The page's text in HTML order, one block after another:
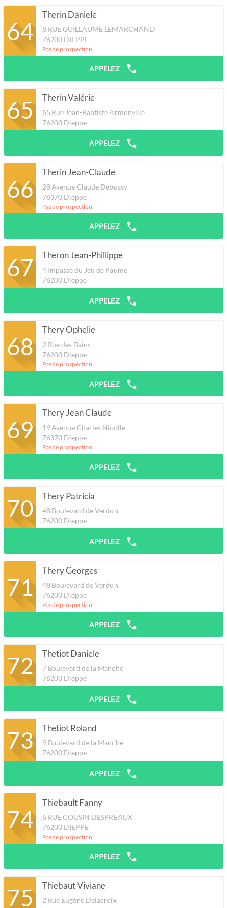
64
Therin Daniele
8 RUE GUILLAUME LEMARCHAND
76200 DIEPPE
Pas de prospection.
APPELEZ
65 Therin Valérie
65 Rue Jean-Baptiste Armonville
76200 Dieppe
APPELEZ
66
Therin Jean-Claude
28 Avenue Claude Debussy
76370 Dieppe
Pas de prospection.
APPELEZ
67 Theron Jean-Phillippe
4 Impasse du Jeu de Paume
76200 Dieppe
APPELEZ
68
Thery Ophelie
2 Rue des Bains
76200 Dieppe
Pas de prospection.
APPELEZ
69
Thery Jean Claude
19 Avenue Charles Nicolle
76370 Dieppe
Pas de prospection.
APPELEZ
70 Thery Patricia
48 Boulevard de Verdun
76200 Dieppe
APPELEZ
71
Thery Georges
48 Boulevard de Verdun
76200 Dieppe
Pas de prospection.
APPELEZ
72 Thetiot Daniele
7 Boulevard de la Manche
76200 Dieppe
APPELEZ
73 Thetiot Roland
9 Boulevard de la Manche
76200 Dieppe
APPELEZ
74
Thiebault Fanny
6 RUE COUSIN DESPREAUX
76200 DIEPPE
Pas de prospection.
APPELEZ
75 Thiebaut Viviane
2 Rue Eugène Delacroix